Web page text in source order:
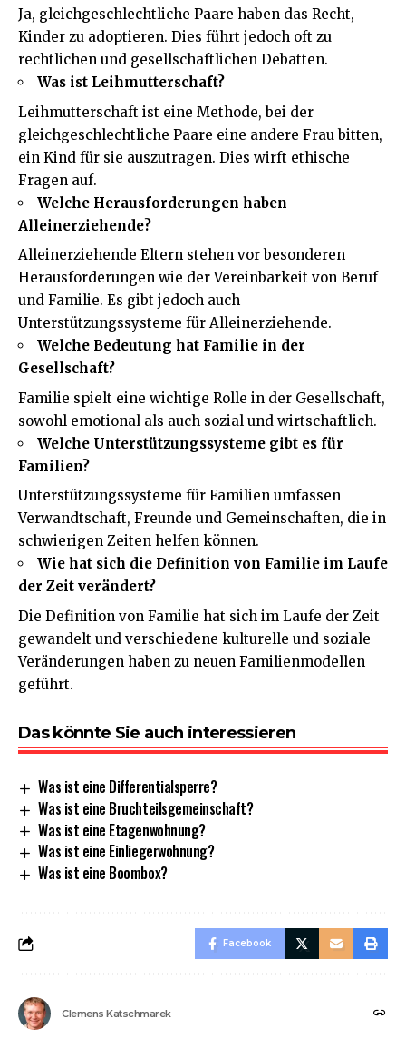
Ja, gleichgeschlechtliche Paare haben das Recht,
Kinder zu adoptieren. Dies führt jedoch oft zu
rechtlichen und gesellschaftlichen Debatten.
Was ist Leihmutterschaft?
Leihmutterschaft ist eine Methode, bei der
gleichgeschlechtliche Paare eine andere Frau bitten,
ein Kind für sie auszutragen. Dies wirft ethische
Fragen auf.
Welche Herausforderungen haben
Alleinerziehende?
Alleinerziehende Eltern stehen vor besonderen
Herausforderungen wie der Vereinbarkeit von Beruf
und Familie. Es gibt jedoch auch
Unterstützungssysteme für Alleinerziehende.
Welche Bedeutung hat Familie in der
Gesellschaft?
Familie spielt eine wichtige Rolle in der Gesellschaft,
sowohl emotional als auch sozial und wirtschaftlich.
Welche Unterstützungssysteme gibt es für
Familien?
Unterstützungssysteme für Familien umfassen
Verwandtschaft, Freunde und Gemeinschaften, die in
schwierigen Zeiten helfen können.
Wie hat sich die Definition von Familie im Laufe
der Zeit verändert?
Die Definition von Familie hat sich im Laufe der Zeit
gewandelt und verschiedene kulturelle und soziale
Veränderungen haben zu neuen Familienmodellen
geführt.
Das könnte Sie auch interessieren
Was ist eine Differentialsperre?
Was ist eine Bruchteilsgemeinschaft?
Was ist eine Etagenwohnung?
Was ist eine Einliegerwohnung?
Was ist eine Boombox?
Facebook
Clemens Katschmarek